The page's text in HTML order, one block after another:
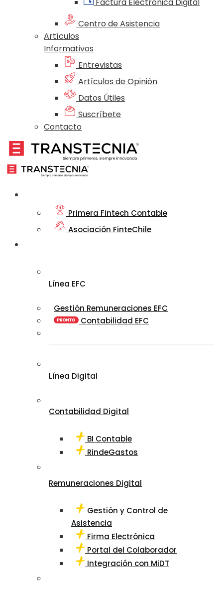
Factura Electrónica Digital
Centro de Asistencia
Artículos
Informativos
Entrevistas
Artículos de Opinión
Datos Útiles
Suscríbete
Contacto
Primera Fintech Contable
Asociación FinteChile
Línea EFC
Gestión Remuneraciones EFC
Contabilidad EFC
Línea Digital
Contabilidad Digital
BI Contable
RindeGastos
Remuneraciones Digital
Gestión y Control de
Asistencia
Firma Electrónica
Portal del Colaborador
Integración con MiDT